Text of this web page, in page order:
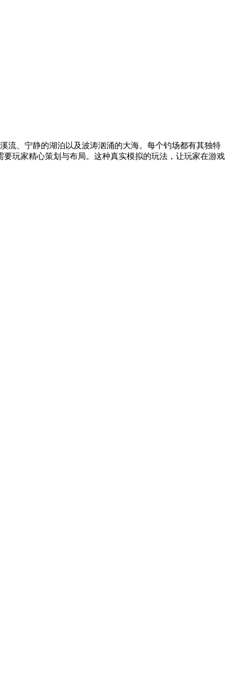
流、宁静的湖泊以及波涛汹涌的大海。每个钓场都有其独特
玩家精心策划与布局。这种真实模拟的玩法，让玩家在游戏